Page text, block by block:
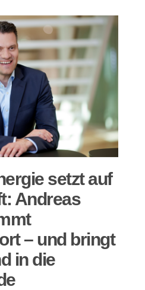
setzt auf
Andreas
– und bringt
in die